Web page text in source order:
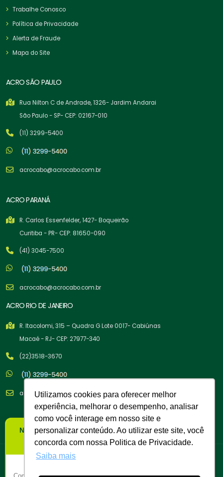
Utilizamos cookies para oferecer melhor
experiência, melhorar o desempenho, analisar
como você interage em nosso site e
personalizar conteúdo. Ao utilizar este site, você
concorda com nossa Politica de Privacidade.
Saiba mais
Trabalhe Conosco
Política de Privacidade
Alerta de Fraude
Mapa do Site
ACRO SÃO PAULO
Rua Nilton C de Andrade, 1326- Jardim Andarai
São Paulo - SP- CEP: 02167-010
(11) 3299-5400
acrocabo@acrocabo.com.br
ACRO PARANÁ
R. Carlos Essenfelder, 1427- Boqueirão
Curitiba - PR- CEP: 81650-090
(41) 3045-7500
acrocabo@acrocabo.com.br
ACRO RIO DE JANEIRO
R. Itacolomi, 315 – Quadra G Lote 0017- Cabiúnas
Macaé - RJ- CEP: 27977-340
(22)3518-3670
acrocabo@acrocabo.com.br
×
Nova Política Comercial
A partir de 02/02/26